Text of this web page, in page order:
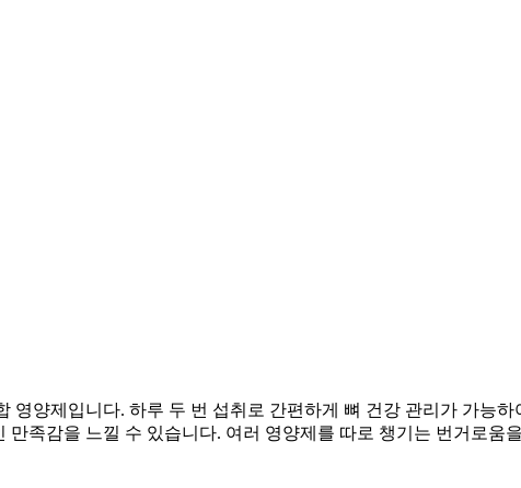
영양제입니다. 하루 두 번 섭취로 간편하게 뼈 건강 관리가 가능
족감을 느낄 수 있습니다. 여러 영양제를 따로 챙기는 번거로움